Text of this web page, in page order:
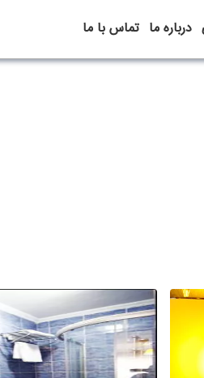
درباره ما تماس با ما